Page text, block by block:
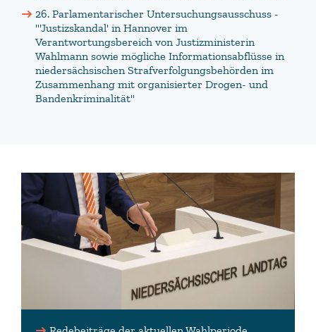
26. Parlamentarischer Untersuchungsausschuss -
"'Justizskandal' in Hannover im
Verantwortungsbereich von Justizministerin
Wahlmann sowie mögliche Informationsabflüsse in
niedersächsischen Strafverfolgungsbehörden im
Zusammenhang mit organisierter Drogen- und
Bandenkriminalität"